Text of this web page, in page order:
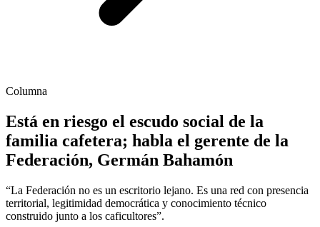
Columna
Está en riesgo el escudo social de la
familia cafetera; habla el gerente de la
Federación, Germán Bahamón
“La Federación no es un escritorio lejano. Es una red con presencia
territorial, legitimidad democrática y conocimiento técnico
construido junto a los caficultores”.